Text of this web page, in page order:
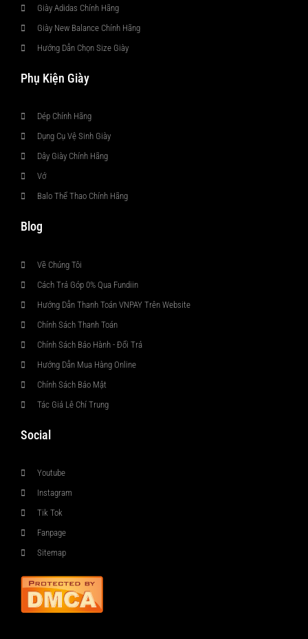
Giày Adidas Chính Hãng
Giày New Balance Chính Hãng
Hướng Dẫn Chọn Size Giày
Phụ Kiện Giày
Dép Chính Hãng
Dụng Cụ Vệ Sinh Giày
Dây Giày Chính Hãng
Vớ
Balo Thể Thao Chính Hãng
Blog
Về Chúng Tôi
Cách Trả Góp 0% Qua Fundiin
Hướng Dẫn Thanh Toán VNPAY Trên Website
Chính Sách Thanh Toán
Chính Sách Bảo Hành - Đổi Trả
Hướng Dẫn Mua Hàng Online
Chính Sách Bảo Mật
Tác Giả Lê Chí Trung
Social
Youtube
Instagram
Tik Tok
Fanpage
Sitemap